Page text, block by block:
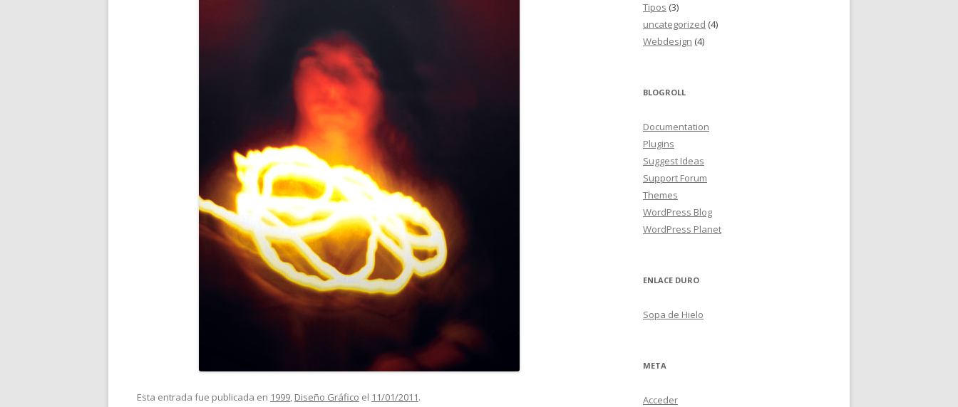
Esta entrada fue publicada en 1999, Diseño Gráfico el 11/01/2011.
Tipos (3)
uncategorized (4)
Webdesign (4)
BLOGROLL
Documentation
Plugins
Suggest Ideas
Support Forum
Themes
WordPress Blog
WordPress Planet
ENLACE DURO
Sopa de Hielo
META
Acceder